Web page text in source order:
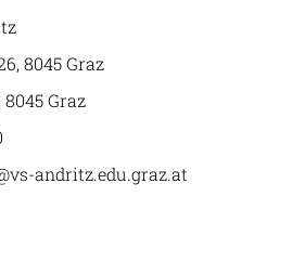
8045 Graz
Graz
andritz.edu.graz.at